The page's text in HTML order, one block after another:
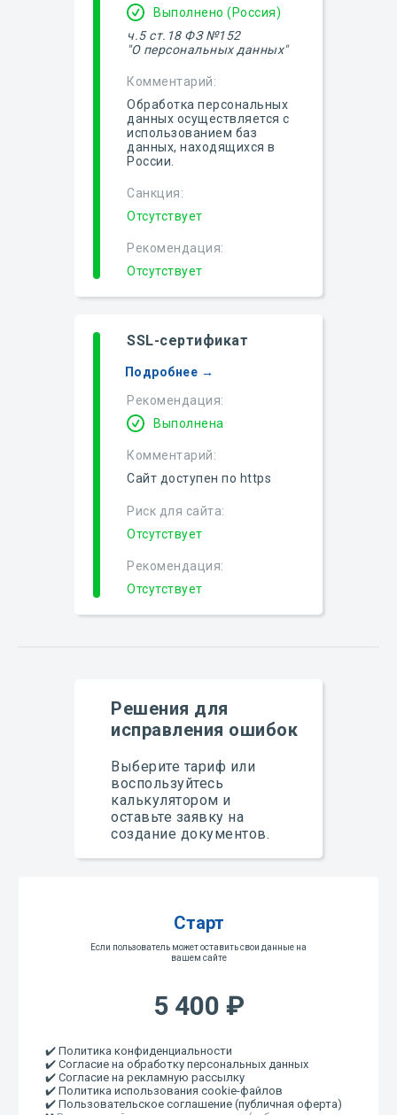
Комментарий:
Санкция:
Выполнено (Россия)
Обработка персональных
данных осуществляется с
использованием баз
данных, находящихся в
России.
ч.5 ст.18 ФЗ №152
"О персональных данных"
Рекомендация:
Отсутствует
Отсутствует
SSL-сертификат
Рекомендация:
Комментарий:
Риск для сайта:
Выполнена
Сайт доступен по https
Рекомендация:
Отсутствует
Отсутствует
Подробнее →
Выберите тариф или
воспользуйтесь
калькулятором и
оставьте заявку на
создание документов.
Решения для
исправления ошибок
Старт
Если пользователь может оставить свои данные на
вашем сайте
5 400 ₽
✔️ Политика конфиденциальности
✔️ Согласие на обработку персональных данных
✔️ Согласие на рекламную рассылку
✔️ Политика использования cookie-файлов
✔️ Пользовательское соглашение (публичная оферта)